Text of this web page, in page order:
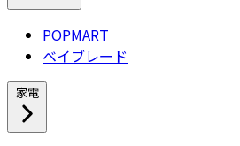
POPMART
ベイブレード
家電